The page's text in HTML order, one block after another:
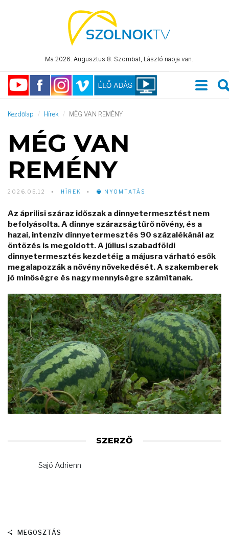
Ma 2026. Augusztus 8. Szombat, László napja van.
Kezdőlap Hírek MÉG VAN REMÉNY
MÉG VAN
REMÉNY
2026.05.12 HÍREK NYOMTATÁS
Az áprilisi száraz időszak a dinnyetermesztést nem
befolyásolta. A dinnye szárazságtűrő növény, és a
hazai, intenzív dinnyetermesztés 90 százalékánál az
öntözés is megoldott. A júliusi szabadföldi
dinnyetermesztés kezdetéig a májusra várható esők
megalapozzák a növény növekedését. A szakemberek
jó minőségre és nagy mennyiségre számítanak.
SZERZŐ
Sajó Adrienn
MEGOSZTÁS